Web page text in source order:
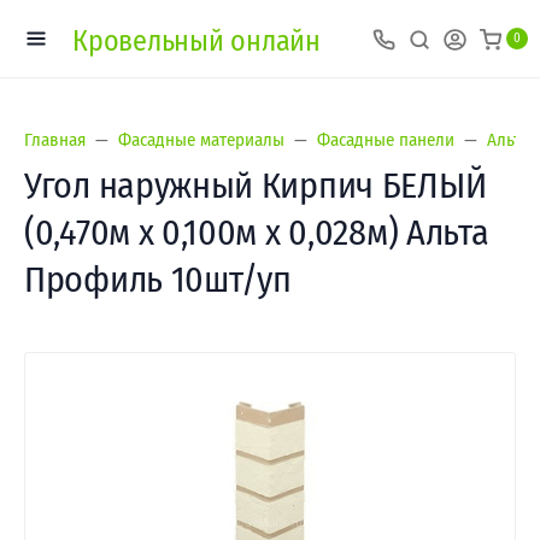
Кровельный онлайн 0
Главная Фасадные материалы Фасадные панели
Угол наружный Кирпич БЕЛЫЙ
(0,470м х 0,100м х 0,028м) Альта
Профиль 10шт/уп